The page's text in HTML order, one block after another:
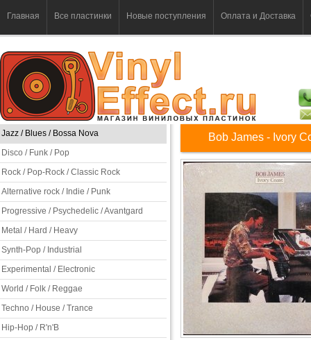
Главная Все пластинки Новые поступления Оплата и Доставка
Jazz / Blues / Bossa Nova
Disco / Funk / Pop
Rock / Pop-Rock / Classic Rock
Alternative rock / Indie / Punk
Progressive / Psychedelic / Avantgard
Metal / Hard / Heavy
Synth-Pop / Industrial
Experimental / Electronic
World / Folk / Reggae
Techno / House / Trance
Hip-Hop / R'n'B
Bob James - Ivory